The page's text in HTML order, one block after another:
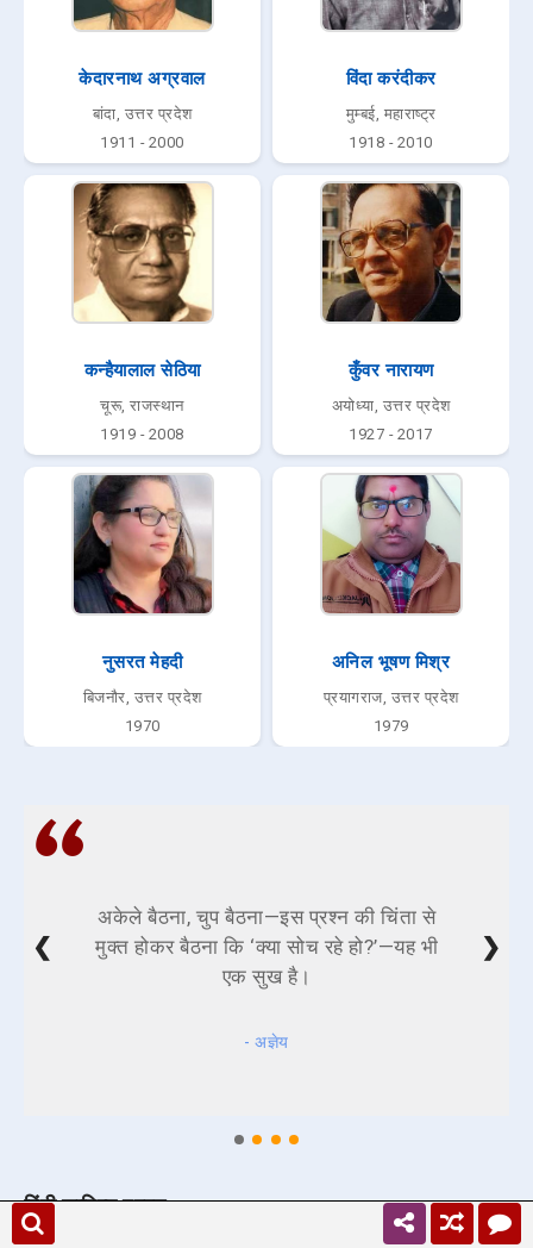
केदारनाथ अग्रवाल
बांदा, उत्तर प्रदेश
1911 - 2000
विंदा करंदीकर
मुम्बई, महाराष्ट्र
1918 - 2010
कन्हैयालाल सेठिया
चूरू, राजस्थान
1919 - 2008
कुँवर नारायण
अयोध्या, उत्तर प्रदेश
1927 - 2017
नुसरत मेहदी
बिजनौर, उत्तर प्रदेश
1970
अनिल भूषण मिश्र
प्रयागराज, उत्तर प्रदेश
1979
अकेले बैठना, चुप बैठना—इस प्रश्न की चिंता से
मुक्त होकर बैठना कि ‘क्या सोच रहे हो?’—यह भी
एक सुख है।
- अज्ञेय
❮ ❯
हिंदी साहित्य प्रश्न